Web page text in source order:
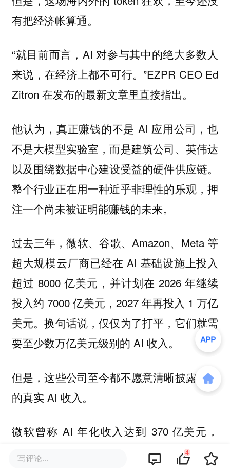
有把经济帐算通。
“就目前而言，AI 对参与其中的绝大多数人
来说，在经济上都不可行。”EZPR CEO Ed
Zitron 在发布的最新文章里直接指出。
他认为，真正赚钱的不是 AI 应用公司，也
不是大模型实验室，而是建筑公司、英伟达
以及围绕数据中心建设受益的硬件供应链。
整个行业正在用一种近乎非理性的乐观，押
注一个尚未被证明能赚钱的未来。
过去三年，微软、谷歌、Amazon、Meta 等
超大规模云厂商已经在 AI 基础设施上投入
超过 8000 亿美元，并计划在 2026 年继续
投入约 7000 亿美元，2027 年再投入 1 万亿
美元。换句话说，仅仅为了打平，它们就需
要至少数万亿美元级别的 AI 收入。
但是，这些公司至今都不愿意清晰披露自己
的真实 AI 收入。
微软曾称 AI 年化收入达到 370 亿美元，
Amazon 也说达到 150 亿美元，但 Ed
写评论... 4